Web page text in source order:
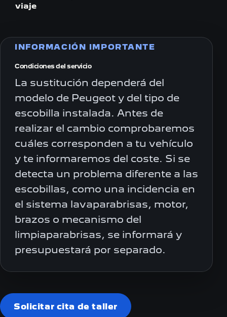
viaje
INFORMACIÓN IMPORTANTE
Condiciones del servicio
La sustitución dependerá del
modelo de Peugeot y del tipo de
escobilla instalada. Antes de
realizar el cambio comprobaremos
cuáles corresponden a tu vehículo
y te informaremos del coste. Si se
detecta un problema diferente a las
escobillas, como una incidencia en
el sistema lavaparabrisas, motor,
brazos o mecanismo del
limpiaparabrisas, se informará y
presupuestará por separado.
Solicitar cita de taller